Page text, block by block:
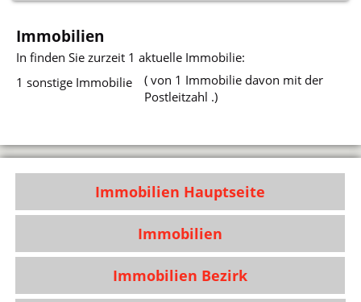
Immobilien
Infinden Sie zurzeit 1 aktuelle Immobilie:
1 sonstige Immobilie
( von 1 Immobilie davon mit der
Postleitzahl .)
Immobilien Hauptseite
Immobilien
Immobilien Bezirk